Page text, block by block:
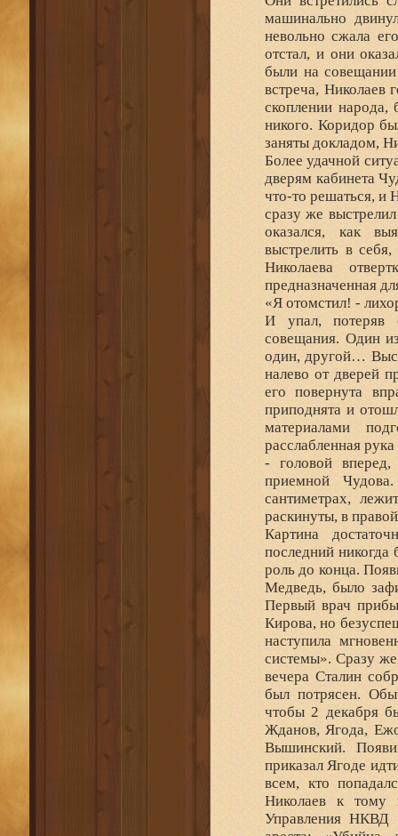
машинально
невольно сжала
отстал, и они
были на
встреча, Николаев
скоплении
никого. Коридор
заняты докладом,
Более удачной
дверям кабинета
что-то решаться, и
сразу же
оказался, как
выстрелить в
Николаева
предназначенная
«Я отомстил! -
И упал, потеряв
совещания. Один
один, другой…
налево от дверей
его повернута
приподнята и
материалами
расслабленная
- головой
приемной
сантиметрах,
раскинуты, в
Картина
последний
роль до конца.
Медведь, было
Первый врач
Кирова, но
наступила
системы». Сразу
вечера Сталин
был потрясен.
чтобы 2 декабря
Жданов, Ягода,
Вышинский.
приказал Ягоде
всем, кто
Николаев к тому
Управления НКВД